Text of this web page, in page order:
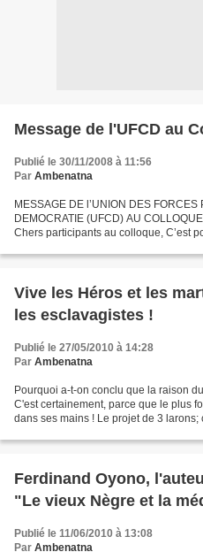
Message de l'UFCD au
Publié le 30/11/2008 à 11:56
Par Ambenatna
MESSAGE DE l’UNION DES
DEMOCRATIE (UFCD) AU
Chers participants au colloque, C’est
Vive les Héros et les
les esclavagistes !
Publié le 27/05/2010 à 14:28
Par Ambenatna
Pourquoi a-t-on conclu que la raison
C'est certainement, parce que le plus
dans ses mains ! Le projet de 3
Ferdinand Oyono,
"Le vieux Nègre et la
Publié le 11/06/2010 à 13:08
Par Ambenatna